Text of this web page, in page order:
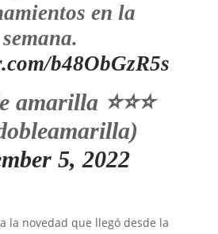
en la
semana.
b48ObGzR5s
⭐️⭐️⭐️
5, 2022
la novedad que llegó desde la